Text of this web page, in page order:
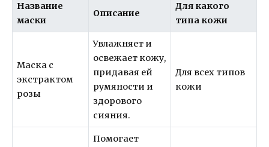
Название
маски
Описание
Для какого
типа кожи
Маска с
экстрактом
розы
Увлажняет и
освежает кожу,
придавая ей
румяности и
здорового
сияния.
Для всех типов
кожи
Помогает